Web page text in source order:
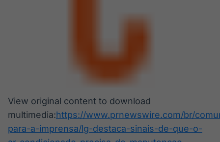
View original content to download
multimedia:https://www.prnewswire.com/br/
para-a-imprensa/lg-destaca-sinais-de-que-o-